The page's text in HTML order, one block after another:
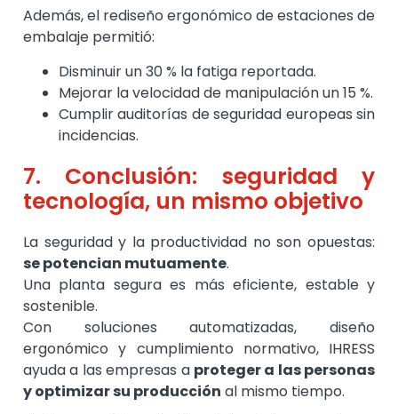
Además, el rediseño ergonómico de estaciones de
embalaje permitió:
Disminuir un 30 % la fatiga reportada.
Mejorar la velocidad de manipulación un 15 %.
Cumplir auditorías de seguridad europeas sin
incidencias.
7. Conclusión: seguridad y
tecnología, un mismo objetivo
La seguridad y la productividad no son opuestas:
se potencian mutuamente.
Una planta segura es más eficiente, estable y
sostenible.
Con soluciones automatizadas, diseño
ergonómico y cumplimiento normativo, IHRESS
ayuda a las empresas a proteger a las personas
y optimizar su producción al mismo tiempo.